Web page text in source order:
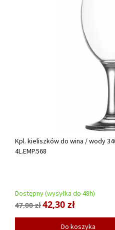
Kpl. kieliszków do wina / wody
4L.EMP.568
Dostępny (wysyłka do 48h)
47,00 zł42,30 zł
Do koszyka